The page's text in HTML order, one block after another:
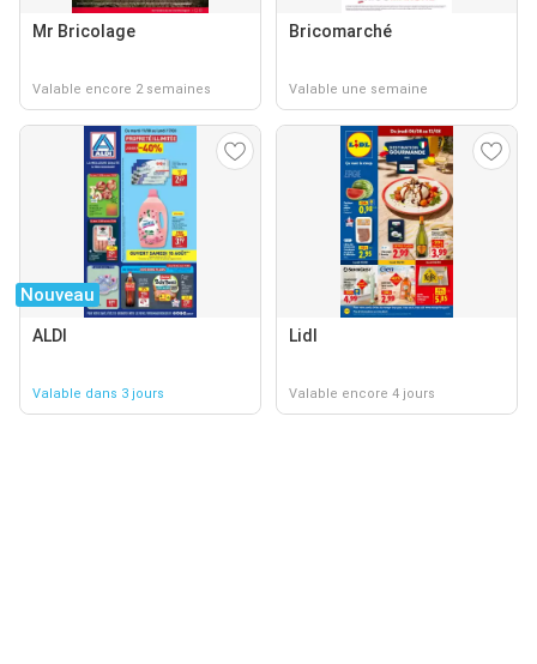
Mr Bricolage
Valable encore 2 semaines
Bricomarché
Valable une semaine
Nouveau
ALDI
Valable dans 3 jours
Lidl
Valable encore 4 jours